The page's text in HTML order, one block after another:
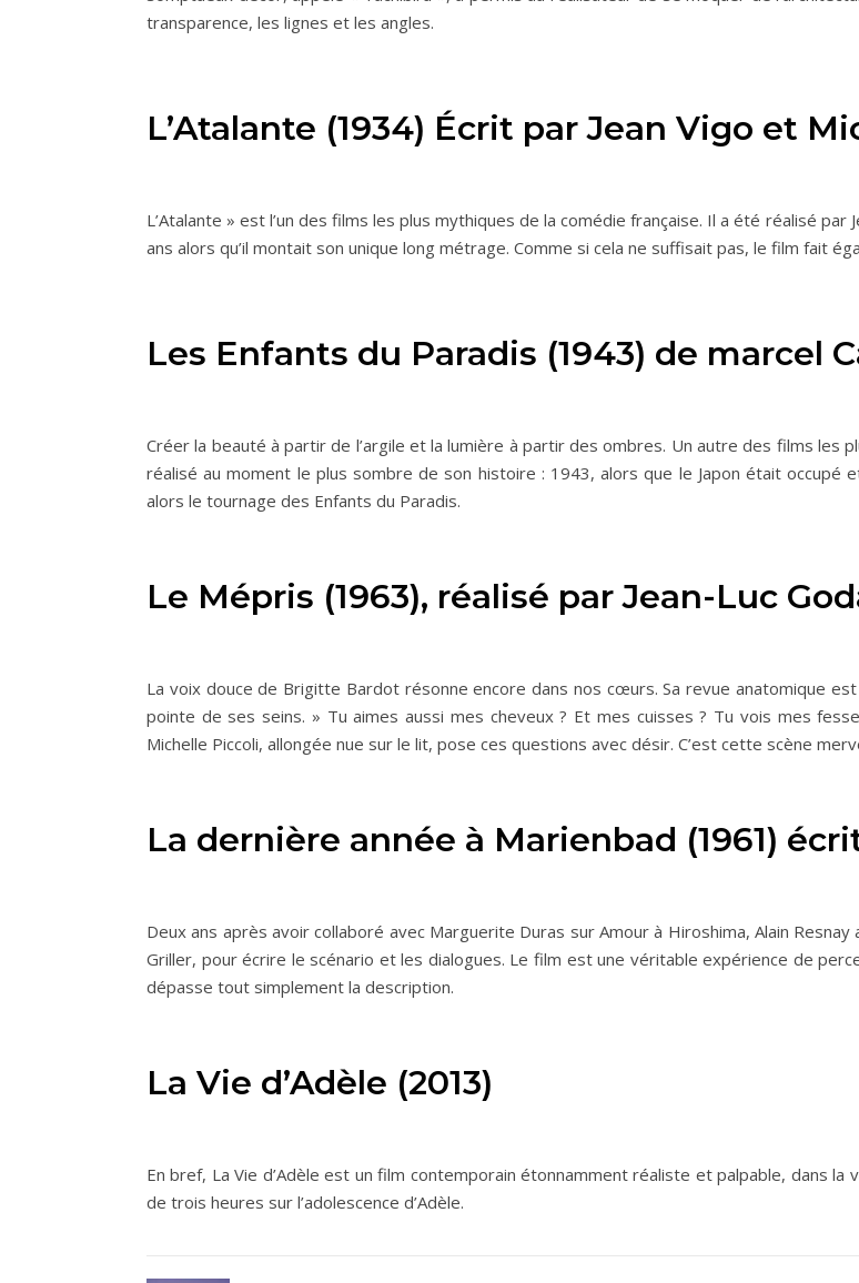
transparence, les lignes et les angles.
L’Atalante (1934) Écrit par Jean Vigo et
L’Atalante » est l’un des films les plus mythiques de la comédie française. Il a été réalisé par
ans alors qu’il montait son unique long métrage. Comme si cela ne suffisait pas, le film fait
Les Enfants du Paradis (1943) de marcel
Créer la beauté à partir de l’argile et la lumière à partir des ombres. Un autre des films les
réalisé au moment le plus sombre de son histoire : 1943, alors que le Japon était occupé
alors le tournage des Enfants du Paradis.
Le Mépris (1963), réalisé par Jean-Luc
La voix douce de Brigitte Bardot résonne encore dans nos cœurs. Sa revue anatomique
pointe de ses seins. » Tu aimes aussi mes cheveux ? Et mes cuisses ? Tu vois mes
Michelle Piccoli, allongée nue sur le lit, pose ces questions avec désir. C’est cette scène
La dernière année à Marienbad (1961)
Deux ans après avoir collaboré avec Marguerite Duras sur Amour à Hiroshima, Alain
Griller, pour écrire le scénario et les dialogues. Le film est une véritable expérience de
dépasse tout simplement la description.
La Vie d’Adèle (2013)
En bref, La Vie d’Adèle est un film contemporain étonnamment réaliste et palpable, dans
de trois heures sur l’adolescence d’Adèle.